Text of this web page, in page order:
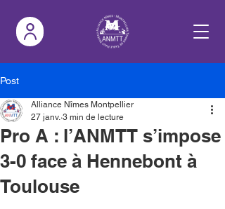
Post
Pro A : l’ANMTT s’impose
3-0 face à Hennebont à
Toulouse
Alliance Nîmes Montpellier
27 janv. 3 min de lecture